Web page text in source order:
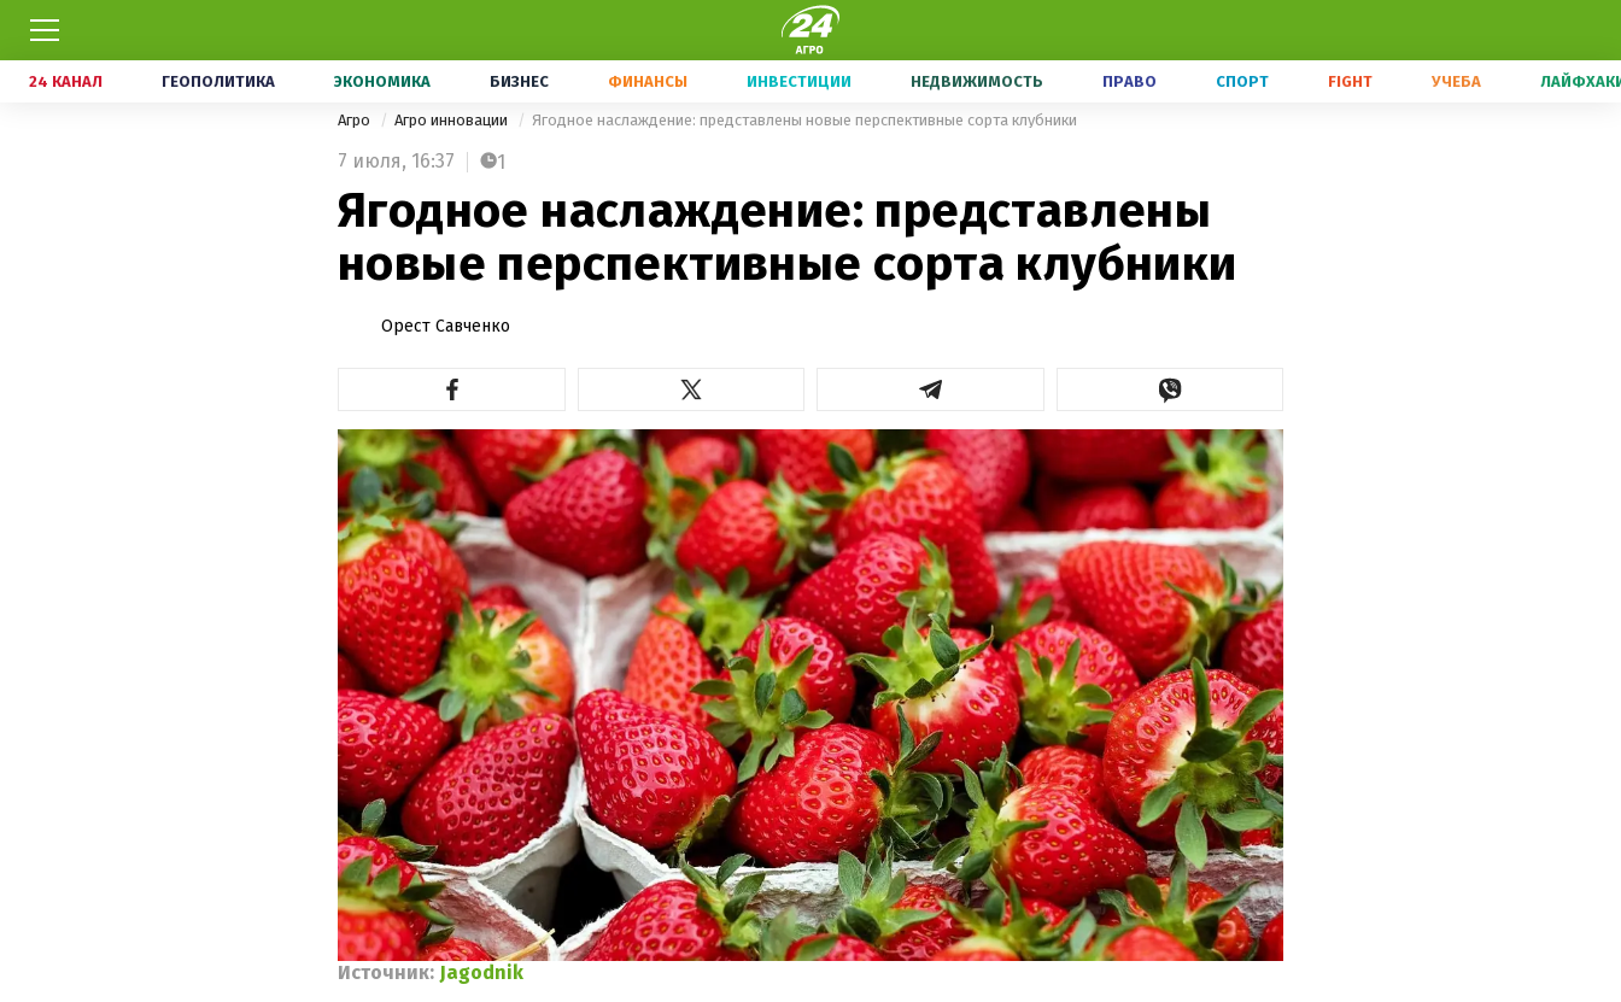
24 КАНАЛ ГЕОПОЛИТИКА ЭКОНОМИКА БИЗНЕС ФИНАНСЫ ИНВЕСТИЦИИ НЕДВИЖИМОСТЬ ПРАВО СПОРТ FIGHT УЧЕБА
Агро Агро инновации Ягодное наслаждение: представлены новые перспективные сорта клубники
7 июля, 16:37 1
Ягодное наслаждение: представлены
новые перспективные сорта клубники
Орест Савченко
Источник: Jagodnik